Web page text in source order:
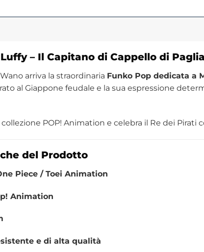
– Il Capitano di Cappello di
arriva la straordinaria Funko Pop dedicata a
al Giappone feudale e la sua espressione
POP! Animation e celebra il Re dei Pirati
del Prodotto
Piece / Toei Animation
Animation
e di alta qualità